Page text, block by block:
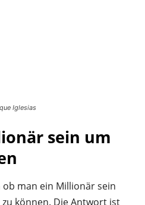
Iglesias
sein um
man ein Millionär sein
können. Die Antwort ist